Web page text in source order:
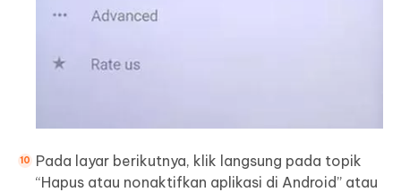
Pada layar berikutnya, klik langsung pada topik
“Hapus atau nonaktifkan aplikasi di Android” atau